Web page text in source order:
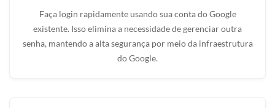
Faça login rapidamente usando sua conta do Google
existente. Isso elimina a necessidade de gerenciar outra
senha, mantendo a alta segurança por meio da infraestrutura
do Google.